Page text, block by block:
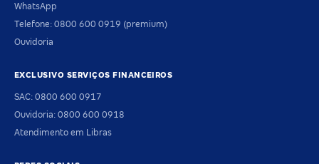
WhatsApp
Telefone: 0800 600 0919 (premium)
Ouvidoria
EXCLUSIVO SERVIÇOS FINANCEIROS
SAC: 0800 600 0917
Ouvidoria: 0800 600 0918
Atendimento em Libras